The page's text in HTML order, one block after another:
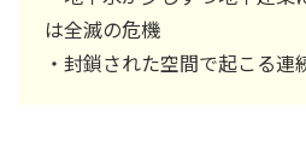
は全滅の危機
・封鎖された空間で起こる連